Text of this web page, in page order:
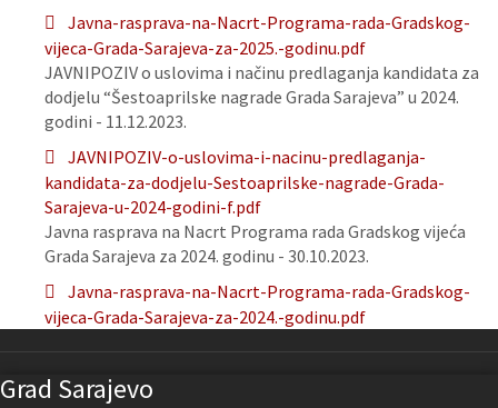
Javna-rasprava-na-Nacrt-Programa-rada-Gradskog-
vijeca-Grada-Sarajeva-za-2025.-godinu.pdf
JAVNIPOZIV o uslovima i načinu predlaganja kandidata za
dodjelu “Šestoaprilske nagrade Grada Sarajeva” u 2024.
godini - 11.12.2023.
JAVNIPOZIV-o-uslovima-i-nacinu-predlaganja-
kandidata-za-dodjelu-Sestoaprilske-nagrade-Grada-
Sarajeva-u-2024-godini-f.pdf
Javna rasprava na Nacrt Programa rada Gradskog vijeća
Grada Sarajeva za 2024. godinu - 30.10.2023.
Javna-rasprava-na-Nacrt-Programa-rada-Gradskog-
vijeca-Grada-Sarajeva-za-2024.-godinu.pdf
Grad Sarajevo